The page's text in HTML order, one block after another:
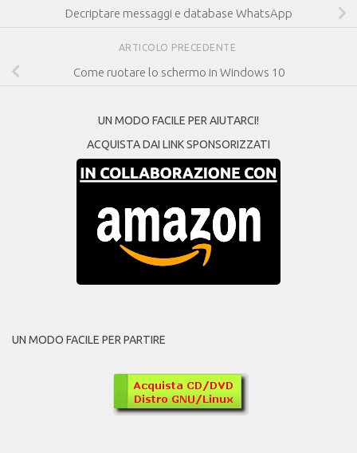
Decriptare messaggi e database WhatsApp
ARTICOLO PRECEDENTE
Come ruotare lo schermo in Windows 10
UN MODO FACILE PER AIUTARCI!
ACQUISTA DAI LINK SPONSORIZZATI
UN MODO FACILE PER PARTIRE